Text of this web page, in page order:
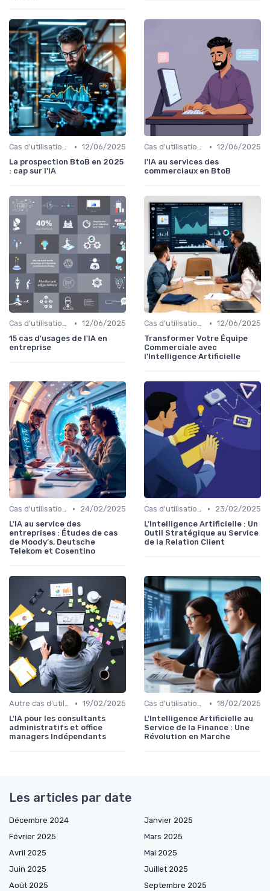
Cas d'utilisation IA Vente • 12/06/2025
La prospection BtoB en 2025
: cap sur l'IA
Cas d'utilisation IA Vente • 12/06/2025
l'IA au services des
commerciaux en BtoB
Cas d'utilisation IA Business • 12/06/2025
15 cas d'usages de l'IA en
entreprise
Cas d'utilisation IA Vente • 12/06/2025
Transformer Votre Équipe
Commerciale avec
l'Intelligence Artificielle
Cas d'utilisation IA Business •
24/02/2025
L'IA au service des
entreprises : Études de cas
de Moody’s, Deutsche
Telekom et Cosentino
Cas d'utilisation IA relation client •
23/02/2025
L'Intelligence Artificielle : Un
Outil Stratégique au Service
de la Relation Client
Autre cas d'utilisation • 19/02/2025
L'IA pour les consultants
administratifs et office
managers Indépendants
Cas d'utilisation IA Business • 18/02/2025
L'Intelligence Artificielle au
Service de la Finance : Une
Révolution en Marche
Les articles par date
Décembre 2024
Janvier 2025
Février 2025
Mars 2025
Avril 2025
Mai 2025
Juin 2025
Juillet 2025
Août 2025
Septembre 2025